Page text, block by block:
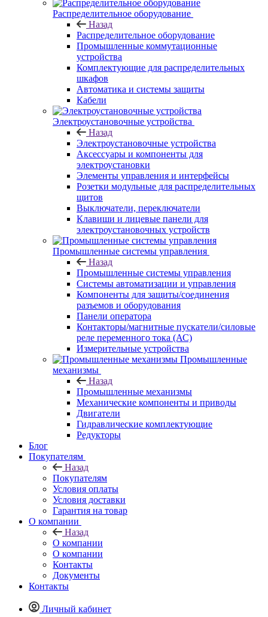
Распределительное оборудование
Назад
Распределительное оборудование
Промышленные коммутационные
устройства
Комплектующие для распределительных
шкафов
Автоматика и системы защиты
Кабели
Электроустановочные устройства
Назад
Электроустановочные устройства
Аксессуары и компоненты для
электроустановки
Элементы управления и интерфейсы
Розетки модульные для распределительных
щитов
Выключатели, переключатели
Клавиши и лицевые панели для
электроустановочных устройств
Промышленные системы управления
Назад
Промышленные системы управления
Системы автоматизации и управления
Компоненты для защиты/соединения
разъемов и оборудования
Панели оператора
Контакторы/магнитные пускатели/силовые
реле переменного тока (АС)
Измерительные устройства
Промышленные
механизмы
Назад
Промышленные механизмы
Механические компоненты и приводы
Двигатели
Гидравлические комплектующие
Редукторы
Блог
Покупателям
Назад
Покупателям
Условия оплаты
Условия доставки
Гарантия на товар
О компании
Назад
О компании
О компании
Контакты
Документы
Контакты
Личный кабинет